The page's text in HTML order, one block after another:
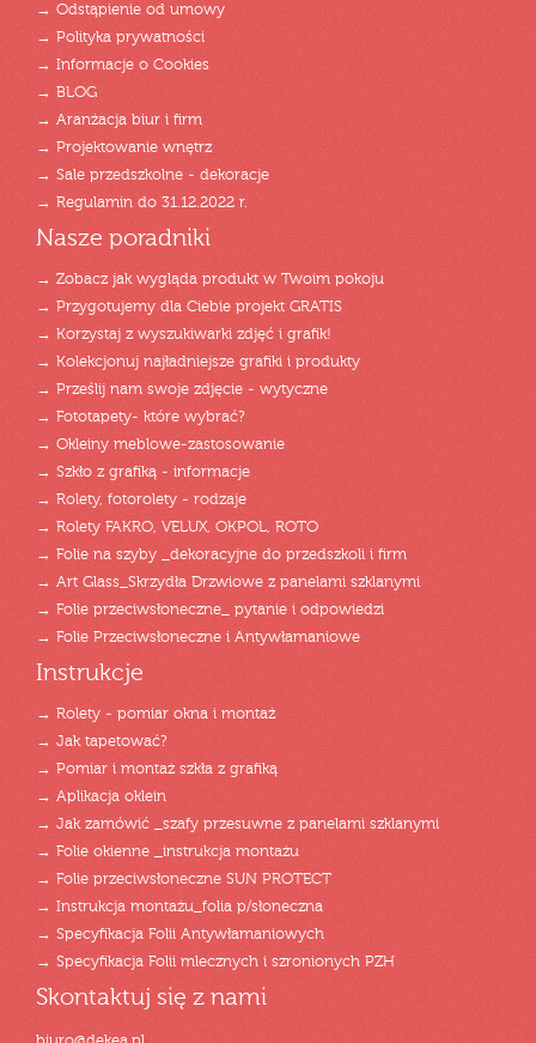
→ Odstąpienie od umowy
→ Polityka prywatności
→ Informacje o Cookies
→ BLOG
→ Aranżacja biur i firm
→ Projektowanie wnętrz
→ Sale przedszkolne - dekoracje
→ Regulamin do 31.12.2022 r.
Nasze poradniki
→ Zobacz jak wygląda produkt w Twoim pokoju
→ Przygotujemy dla Ciebie projekt GRATIS
→ Korzystaj z wyszukiwarki zdjęć i grafik!
→ Kolekcjonuj najładniejsze grafiki i produkty
→ Prześlij nam swoje zdjęcie - wytyczne
→ Fototapety- które wybrać?
→ Okleiny meblowe-zastosowanie
→ Szkło z grafiką - informacje
→ Rolety, fotorolety - rodzaje
→ Rolety FAKRO, VELUX, OKPOL, ROTO
→ Folie na szyby _dekoracyjne do przedszkoli i firm
→ Art Glass_Skrzydła Drzwiowe z panelami szklanymi
→ Folie przeciwsłoneczne_ pytanie i odpowiedzi
→ Folie Przeciwsłoneczne i Antywłamaniowe
Instrukcje
→ Rolety - pomiar okna i montaż
→ Jak tapetować?
→ Pomiar i montaż szkła z grafiką
→ Aplikacja oklein
→ Jak zamówić _szafy przesuwne z panelami szklanymi
→ Folie okienne _instrukcja montażu
→ Folie przeciwsłoneczne SUN PROTECT
→ Instrukcja montażu_folia p/słoneczna
→ Specyfikacja Folii Antywłamaniowych
→ Specyfikacja Folii mlecznych i szronionych PZH
Skontaktuj się z nami